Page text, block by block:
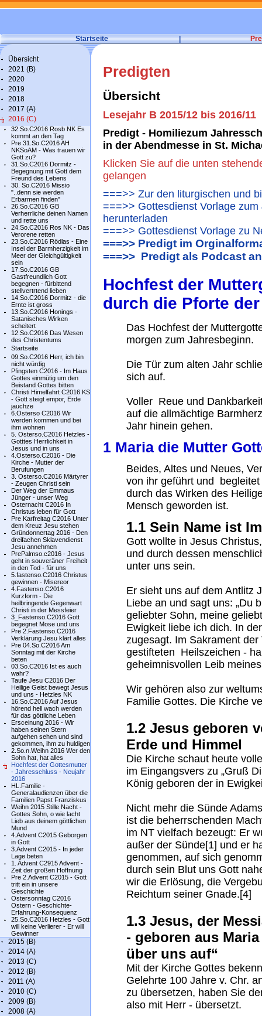
Startseite |
Übersicht
2021 (B)
2020
2019
2018
2017 (A)
2016 (C)
32.So.C2016 Rosb NK Es
kommt an den Tag
Pre 31.So.C2016 AH
NKSoAM - Was trauen wir
Gott zu?
31.So.C2016 Dormitz -
Begegnung mit Gott dem
Freund des Lebens
30. So.C2016 Missio
"..denn sie werden
Erbarmen finden"
26.So.C2016 GB
Verherrliche deinen Namen
und rette uns
24.So.C2016 Ros NK - Das
Verorene retten
23.So.C2016 Rödlas - Eine
Insel der Barmherzigkeit im
Meer der Gleichgültigkeit
sein
17.So.C2016 GB
Gastfreundlich Gott
begegnen - fürbittend
stellvertrtend lieben
14.So.C2016 Dormitz - die
Ernte ist gross
13.So.C2016 Honings -
Satanisches Wirken
scheitert
12.So.C2016 Das Wesen
des Christentums
Startseite
09.So.C2016 Herr, ich bin
nicht würdig
Pfingsten C2016 - Im Haus
Gottes einmütig um den
Beistand Gottes bitten
Christi Himelfahrt C2016 KS
- Gott steigt empor, Erde
jauchze
6.Osterso C2016 Wir
werden kommen und bei
ihm wohnen
5. Osterso.C2016 Hetzles -
Gotttes Herrlichkeit in
Jesus und in uns
4.Osterso.C2016 - Die
Kirche - Mutter der
Berufungen
3. Osterso.C2016 Märtyrer
- Zeugen Christi sein
Der Weg der Emmaus
Jünger - unser Weg
Osternacht C2016 In
Christus leben für Gott
Pre Karfreitag C2016 Unter
dem Kreuz Jesu stehen
Gründonnertag 2016 - Den
dreifachen Sklavendienst
Jesu annehmen
PrePalmso.c2016 - Jesus
geht in souveräner Freiheit
in den Tod - für uns
5.fastenso.C2016 Christus
gewinnen - Misereor
4.Fastenso.C2016
Kurzform - Die
heilbringende Gegenwart
Christi in der Messfeier
3_Fastenso.C2016 Gott
begegnet Mose und uns
Pre 2.Fastenso.C2016
Verklärung Jesu klärt alles
Pre 04.So.C2016 Am
Sonntag mit der Kirche
beten
03.So.C2016 Ist es auch
wahr?
Taufe Jesu C2016 Der
Heilige Geist bewegt Jesus
und uns - Hetzles NK
16.So.C2016 Auf Jesus
hörend hell wach werden
für das göttliche Leben
Ersceinung 2016 - Wir
haben seinen Stern
aufgehen sehen und sind
gekommen, ihm zu huldigen
2.So.n.Weihn 2016 Wer den
Sohn hat, hat alles
Hochfest der Gottesmutter
- Jahresschluss - Neujahr
2016
HL.Familie -
Generalaudienzen über die
Familien Papst Franziskus
Weihn 2015 Stille Nacht -
Gottes Sohn, o wie lacht
Lieb aus deinem göttlichen
Mund
4.Advent C2015 Geborgen
in Gott
3.Advent C2015 - In jeder
Lage beten
1. Advent C2915 Advent -
Zeit der großen Hoffnung
Pre 2.Advent C2015 - Gott
tritt ein in unsere
Geschichte
Ostersonntag C2016
Ostern - Geschichte-
Erfahrung-Konsequenz
25.So.C2016 Hetzles - Gott
will keine Verlierer - Er will
Gewinner
2015 (B)
2014 (A)
2013 (C)
2012 (B)
2011 (A)
2010 (C)
2009 (B)
2008 (A)
Predigten
Übersicht
Lesejahr B 2015/12 bis 2016/11
Predigt - Homiliezum
in der Abendmesse in St.
Klicken Sie auf die unten
gelangen
===>> Zur den liturgischen und
===>> Gottesdienst Vorlage
herunterladen
===>> Gottesdienst Vorlage zu
===>> Predigt im
===>> Predigt als Podcast
Hochfest der
durch die Pforte
Das Hochfest der
morgen zum Jahresbeginn.
Die Tür zum alten Jahr
sich auf.
Voller Reue und
auf die allmächtige
Jahr hinein gehen.
1 Maria die Mutter
Beides, Altes und Neues,
von ihr geführt und
durch das Wirken des
Mensch geworden ist.
1.1 Sein Name ist
Gott wollte in Jesus
und durch dessen
unter uns sein.
Er sieht uns auf dem Antlitz
Liebe an und sagt uns: „Du
geliebter Sohn, meine
Ewigkeit liebe ich dich. In
zugesagt. Im Sakrament
gestifteten Heilszeichen -
geheimnisvollen Leib
Wir gehören also zur
Familie Gottes. Die Kirche
1.2 Jesus geboren
Erde und Himmel
Die Kirche schaut heute
im Eingangsvers zu „Gruß
König geboren der in
Nicht mehr die Sünde
ist die beherrschenden
im NT vielfach bezeugt: Er
außer der Sünde[1] und er
genommen, auf sich
durch sein Blut uns Gott
wir die Erlösung, die
Reichtum seiner Gnade.[4]
1.3 Jesus, der
- geboren aus
über uns auf“
Mit der Kirche Gottes
Gelehrte 100 Jahre v. Chr.
zu übersetzen, haben Sie
also mit Herr - übersetzt.